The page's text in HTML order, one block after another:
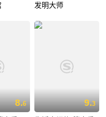
发明大师
8.6 9.3